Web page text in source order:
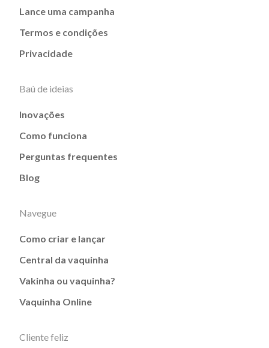
Lance uma campanha
Termos e condições
Privacidade
Baú de ideias
Inovações
Como funciona
Perguntas frequentes
Blog
Navegue
Como criar e lançar
Central da vaquinha
Vakinha ou vaquinha?
Vaquinha Online
Cliente feliz